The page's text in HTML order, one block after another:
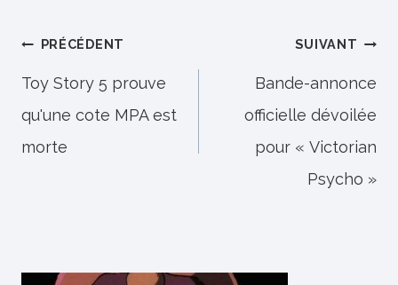
Navigation
de
l’article
PRÉCÉDENT
Toy Story 5 prouve
qu'une cote MPA est
morte
SUIVANT
Bande-annonce
officielle dévoilée
pour « Victorian
Psycho »